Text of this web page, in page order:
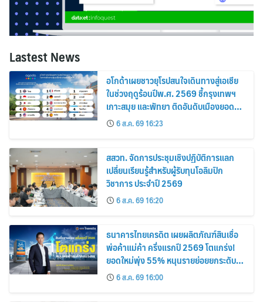
Lastest News
อโกด้าเผยชาวยุโรปสนใจเดินทางสู่เอเชีย
ในช่วงฤดูร้อนปีพ.ศ. 2569 ชี้กรุงเทพฯ
เกาะสมุย และพัทยา ติดอันดับเมืองยอด
นิยม6 ส.ค. 69 16:23
สสวท. จัดการประชุมเชิงปฏิบัติการแลก
เปลี่ยนเรียนรู้สำหรับผู้รับทุนโอลิมปิก
วิชาการ ประจำปี 2569
6 ส.ค. 69 16:20
ธนาคารไทยเครดิต เผยผลิตภัณฑ์สินเชื่อ
พ่อค้าแม่ค้า ครึ่งแรกปี 2569 โตแกร่ง!
ยอดใหม่พุ่ง 55% หนุนรายย่อยยกระดับสู่
ดิจิทัลเต็มรูปแบบ
6 ส.ค. 69 16:00